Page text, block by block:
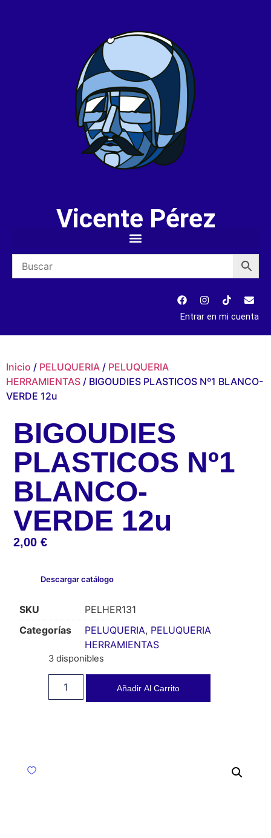
Vicente Pérez
Entrar en mi cuenta
Inicio / PELUQUERIA / PELUQUERIA
HERRAMIENTAS / BIGOUDIES PLASTICOS Nº1 BLANCO-
VERDE 12u
BIGOUDIES
PLASTICOS Nº1
BLANCO-
VERDE 12u
2,00€
Descargar catálogo
SKU
PELHER131
Categorías
PELUQUERIA, PELUQUERIA
HERRAMIENTAS
3 disponibles
Añadir Al Carrito